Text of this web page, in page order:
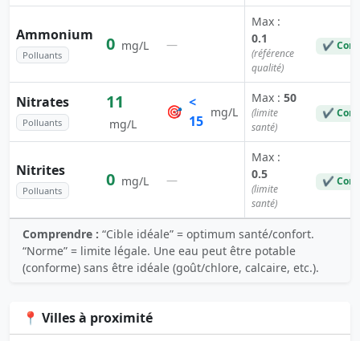
Ammonium
Polluants
0 mg/L —
Max :
0.1
(référence
qualité)
✔
Nitrates
Polluants
11
mg/L
🎯
<
15
mg/L
Max : 50
(limite
santé)
✔
Nitrites
Polluants
0 mg/L —
Max :
0.5
(limite
santé)
✔
Comprendre : “Cible idéale” = optimum santé/confort.
“Norme” = limite légale. Une eau peut être potable
(conforme) sans être idéale (goût/chlore, calcaire, etc.).
📍 Villes à proximité